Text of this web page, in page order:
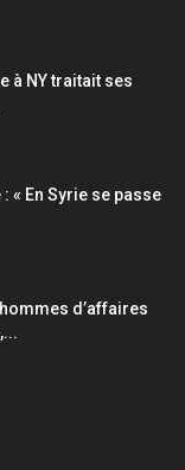
à NY traitait ses
« En Syrie se passe
d’affaires